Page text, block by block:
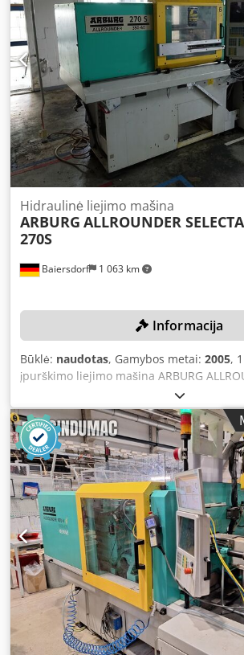
Baiersdorf 1 063 km
Hidraulinė liejimo mašina
ARBURG ALLROUNDER SELECTA
270S
Informacija
Būklė: naudotas, Gamybos metai: 2005,
įpurškimo liejimo mašina ARBURG
270S Chjdszqcl Ijpfx Aahoa Galima
kaip nuotraukose, atsižvelgiant į
Pagaminimo metai: 2005 Mašinos
Matmenys (ilgis/plotis/aukštis):
naudota